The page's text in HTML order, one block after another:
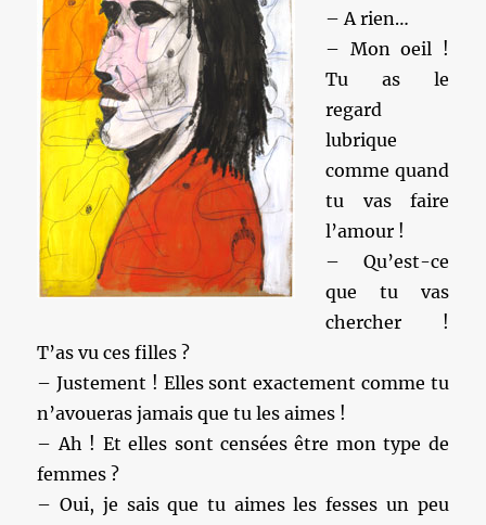
– A rien…
– Mon oeil !
Tu as le
regard
lubrique
comme quand
tu vas faire
l’amour !
– Qu’est-ce
que tu vas
chercher !
T’as vu ces filles ?
– Justement ! Elles sont exactement comme tu
n’avoueras jamais que tu les aimes !
– Ah ! Et elles sont censées être mon type de
femmes ?
– Oui, je sais que tu aimes les fesses un peu